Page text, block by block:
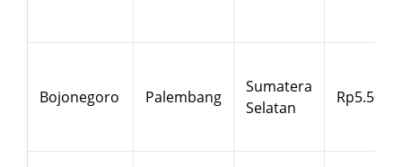
Bojonegoro Palembang
Sumatera
Selatan
Rp5.500